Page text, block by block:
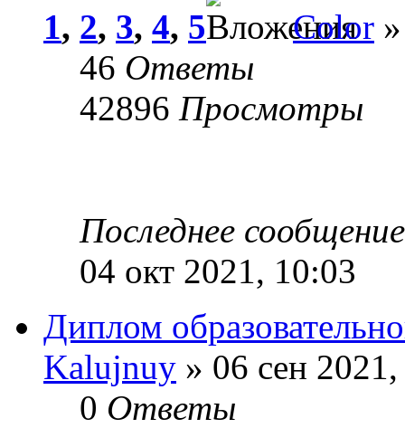
1, 2, 3, 4, 5 Color
46 Ответы
42896 Просмотры
Последнее
04 окт 2021, 10:03
Диплом
Kalujnuy » 06 сен
0 Ответы